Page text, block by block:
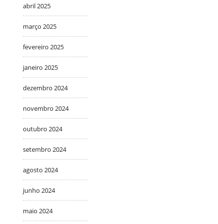
abril 2025
março 2025
fevereiro 2025
janeiro 2025
dezembro 2024
novembro 2024
outubro 2024
setembro 2024
agosto 2024
junho 2024
maio 2024